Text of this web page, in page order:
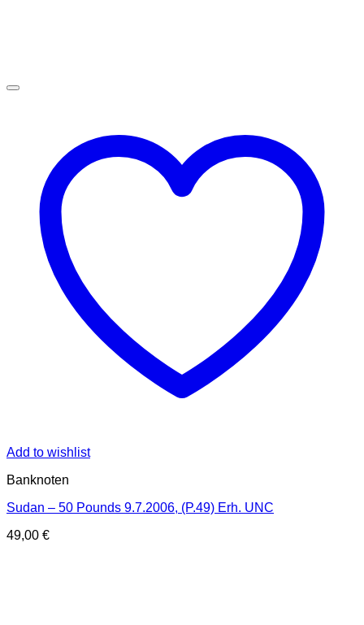
Add to wishlist
Banknoten
Sudan – 50 Pounds 9.7.2006, (P.49) Erh. UNC
49,00 €